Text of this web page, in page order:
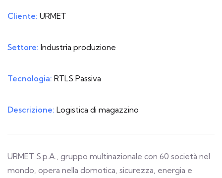
Cliente: URMET
Settore: Industria produzione
Tecnologia: RTLS Passiva
Descrizione: Logistica di magazzino
URMET S.p.A., gruppo multinazionale con 60 società nel
mondo, opera nella domotica, sicurezza, energia e